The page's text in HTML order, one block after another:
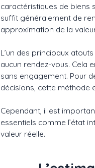
caractéristiques de biens
suffit généralement de
approximation de la
L’un des principaux
aucun rendez-vous. Cela
sans engagement. Pour
décisions, cette méthode
Cependant, il est
essentiels comme l’état
valeur réelle.